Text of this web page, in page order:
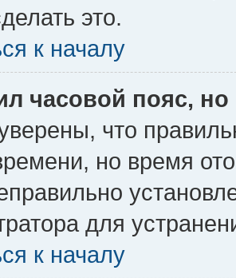
это.
к началу
часовой пояс,
что
но время
для
к началу